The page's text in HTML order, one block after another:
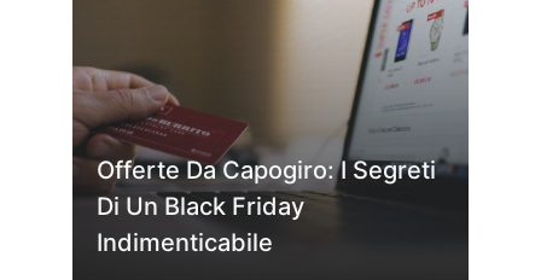
Offerte Da Capogiro: I Segreti
Di Un Black Friday
Indimenticabile